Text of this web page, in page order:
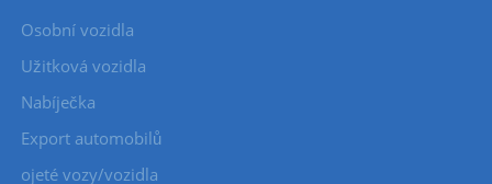
Osobní vozidla
Užitková vozidla
Nabíječka
Export automobilů
ojeté vozy/vozidla